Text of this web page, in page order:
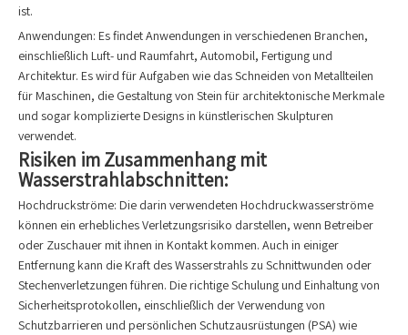
ist.
Anwendungen: Es findet Anwendungen in verschiedenen Branchen,
einschließlich Luft- und Raumfahrt, Automobil, Fertigung und
Architektur. Es wird für Aufgaben wie das Schneiden von Metallteilen
für Maschinen, die Gestaltung von Stein für architektonische Merkmale
und sogar komplizierte Designs in künstlerischen Skulpturen
verwendet.
Risiken im Zusammenhang mit
Wasserstrahlabschnitten:
Hochdruckströme: Die darin verwendeten Hochdruckwasserströme
können ein erhebliches Verletzungsrisiko darstellen, wenn Betreiber
oder Zuschauer mit ihnen in Kontakt kommen. Auch in einiger
Entfernung kann die Kraft des Wasserstrahls zu Schnittwunden oder
Stechenverletzungen führen. Die richtige Schulung und Einhaltung von
Sicherheitsprotokollen, einschließlich der Verwendung von
Schutzbarrieren und persönlichen Schutzausrüstungen (PSA) wie